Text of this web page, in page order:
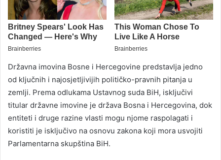
Državna imovina Bosne i Hercegovine predstavlja jedno
od ključnih i najosjetljivijih političko-pravnih pitanja u
zemlji. Prema odlukama Ustavnog suda BiH, isključivi
titular državne imovine je država Bosna i Hercegovina, dok
entiteti i druge razine vlasti mogu njome raspolagati i
koristiti je isključivo na osnovu zakona koji mora usvojiti
Parlamentarna skupština BiH.